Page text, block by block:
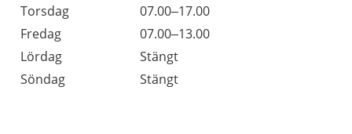
Torsdag
07.00–17.00
Fredag
07.00–13.00
Lördag
Stängt
Söndag
Stängt